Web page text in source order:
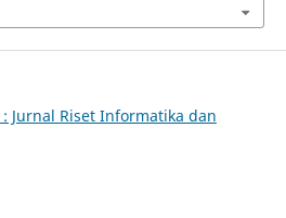
: Jurnal Riset Informatika dan